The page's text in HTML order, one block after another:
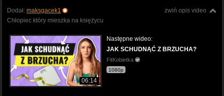
zwiń opis video
Dodał: maksgacek1
Chłopiec który mieszka na księżycu
06:14
Następne wideo:
JAK SCHUDNĄĆ Z BRZUCHA?
FitKobietka
1080p